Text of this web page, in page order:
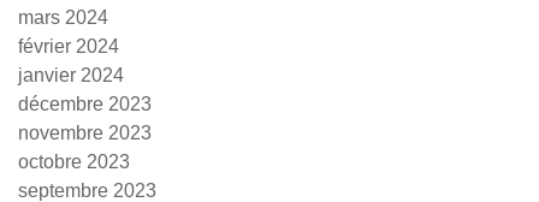
mars 2024
février 2024
janvier 2024
décembre 2023
novembre 2023
octobre 2023
septembre 2023